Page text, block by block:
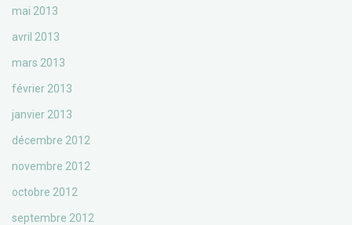
mai 2013
avril 2013
mars 2013
février 2013
janvier 2013
décembre 2012
novembre 2012
octobre 2012
septembre 2012